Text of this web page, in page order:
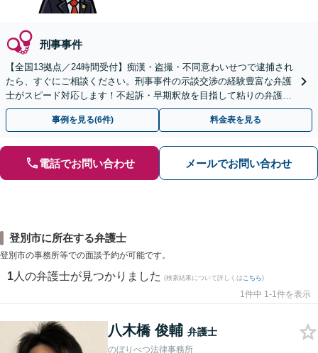
刑事事件
【全国13拠点／24時間受付】痴漢・盗撮・不同意わいせつで逮捕され
たら、すぐにご相談ください。刑事事件の示談交渉の経験豊富な弁護
士がスピード対応します！不起訴・早期釈放を目指して粘りの弁護活
動を行います。
事例を見る(6件) 料金表を見る
電話でお問い合わせ メールでお問い合わせ
登別市に所在する弁護士
登別市の事務所等での面談予約が可能です。
1 人の弁護士が見つかりました (検索結果について詳しくは こちら)
1件中 1-1件を表示
八木橋 俊輔 弁護士
のぼりべつ法律事務所